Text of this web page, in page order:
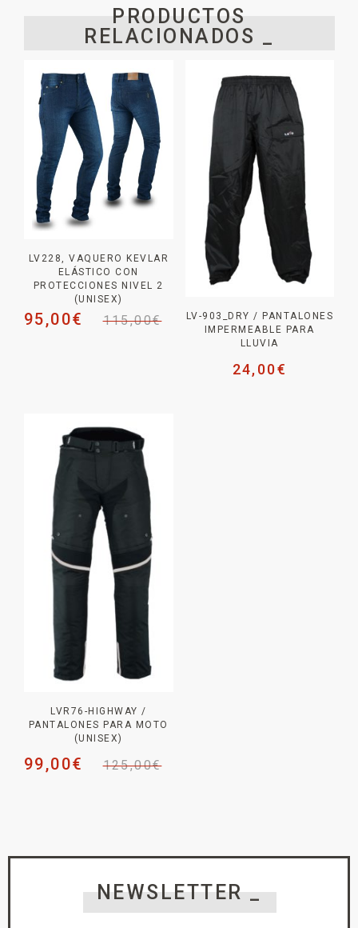
PRODUCTOS
RELACIONADOS _
LV228, VAQUERO KEVLAR
ELÁSTICO CON
PROTECCIONES NIVEL 2
(UNISEX)
115,00€
95,00€
LV-903_DRY / PANTALONES
IMPERMEABLE PARA
LLUVIA
24,00€
LVR76-HIGHWAY /
PANTALONES PARA MOTO
(UNISEX)
125,00€
99,00€
NEWSLETTER _